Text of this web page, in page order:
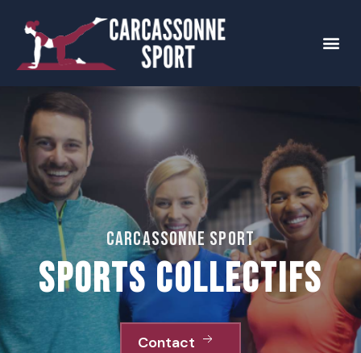
Carcassonne Sport
Sports collectifs
Contact